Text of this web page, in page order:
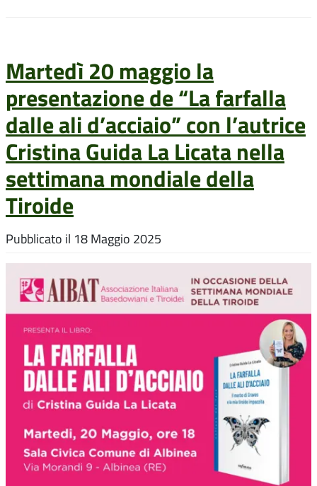
Martedì 20 maggio la
presentazione de “La farfalla
dalle ali d’acciaio” con l’autrice
Cristina Guida La Licata nella
settimana mondiale della
Tiroide
Pubblicato il 18 Maggio 2025